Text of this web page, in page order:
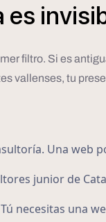
es
filtro. Si es
vallenses, tu
Una web
junior de
necesitas una